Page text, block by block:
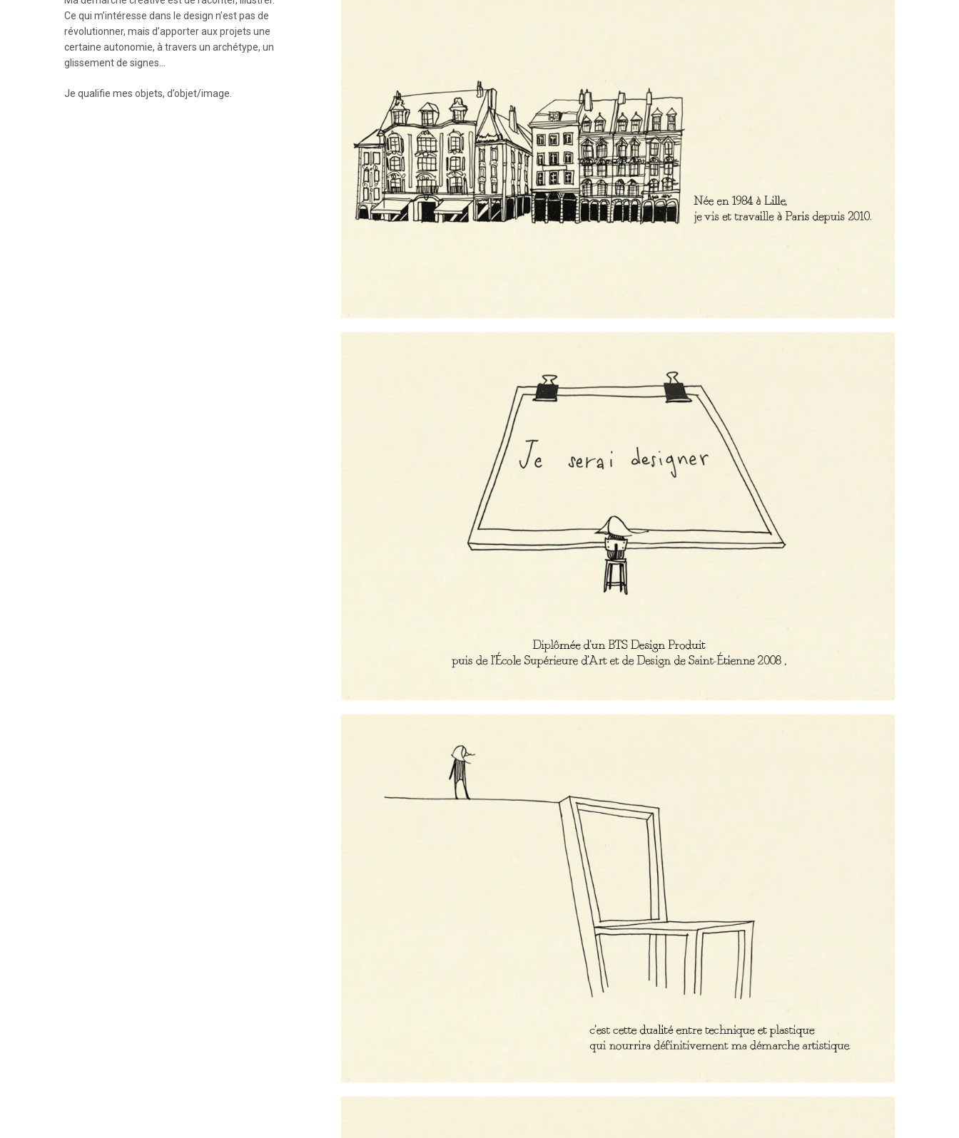
Ce qui m’intéresse dans le design n’est pas de
révolutionner, mais d’apporter aux projets une
certaine autonomie, à travers un archétype, un
glissement de signes…
Je qualifie mes objets, d’objet/image.